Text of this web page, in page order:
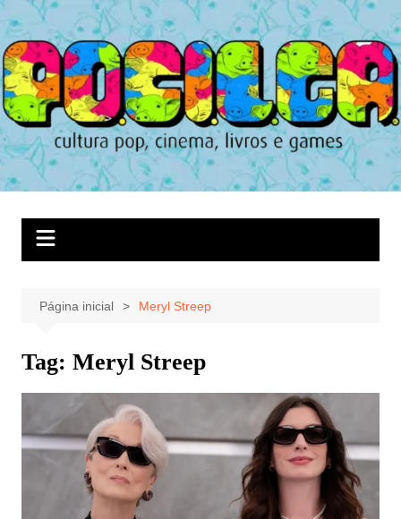
Ir
para
o
conteúdo
Página inicial Meryl Streep
Tag: Meryl Streep